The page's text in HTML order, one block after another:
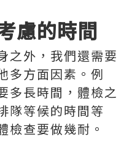
慮的時間
之外，我們還需要
多方面因素。例
多長時間，體檢之
隊等候的時間等
檢查要做幾耐。